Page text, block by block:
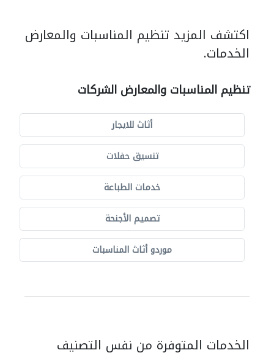
اكتشف المزيد تنظيم المناسبات والمعارض
الخدمات.
تنظيم المناسبات والمعارض الشركات
أثاث للايجار
تنسيق حفلات
خدمات الطباعة
تصميم الأجنحة
موردو أثاث المناسبات
الخدمات المتوفرة من نفس التصنيف